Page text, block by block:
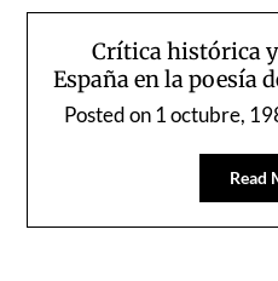
Crítica histórica
España en la poesía
Posted on1 octubre,
Read